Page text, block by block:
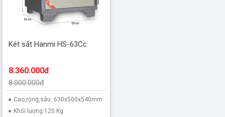
Két sắt Hanmi HS-63Cc
8.360.000đ
8.000.000đ
Cao,rộng,sâu: 630x500x540mm
Khối lượng:120 Kg